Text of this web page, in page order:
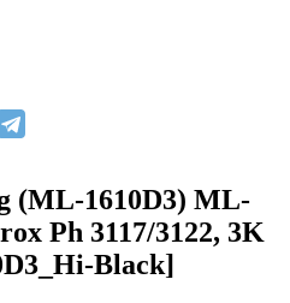
(ML-1610D3) ML-
Ph 3117/3122, 3K
Black]